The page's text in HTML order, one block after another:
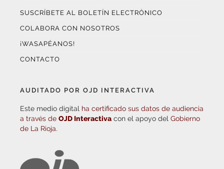
SUSCRÍBETE AL BOLETÍN ELECTRÓNICO
COLABORA CON NOSOTROS
¡WASAPÉANOS!
CONTACTO
AUDITADO POR OJD INTERACTIVA
Este medio digital ha certificado sus datos de audiencia
a través de OJD Interactiva con el apoyo del Gobierno
de La Rioja.